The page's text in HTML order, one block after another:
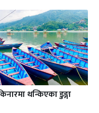
थन्किएका डुङ्गा